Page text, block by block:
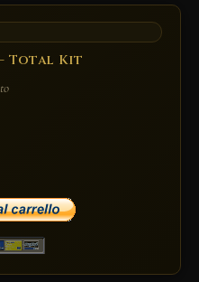
Total Kit